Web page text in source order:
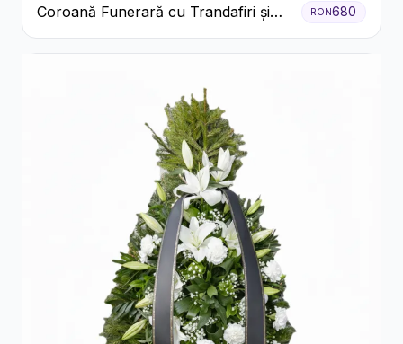
Coroană Funerară cu Trandafiri și
Crini
RON680